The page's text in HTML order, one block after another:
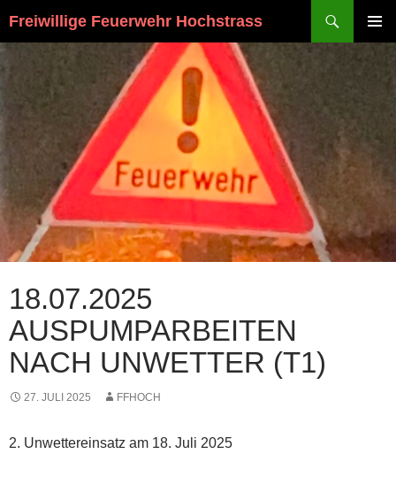
Freiwillige Feuerwehr Hochstrass
MENÜ
SPRINGEN
18.07.2025
AUSPUMPARBEITEN
NACH UNWETTER (T1)
27. JULI 2025 FFHOCH
2. Unwettereinsatz am 18. Juli 2025